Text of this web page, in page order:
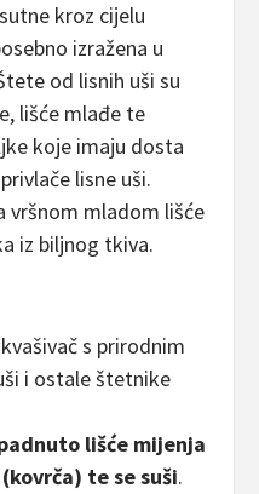
kroz cijelu
izražena u
od lisnih uši su
lišće mlađe te
koje imaju dosta
lisne uši.
vršnom mladom lišće
iz biljnog tkiva.
s prirodnim
i ostale štetnike
lišće mijenja
te se suši.